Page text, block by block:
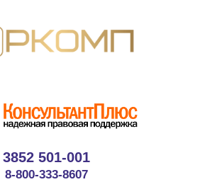
3852 501-001
8-800-333-8607